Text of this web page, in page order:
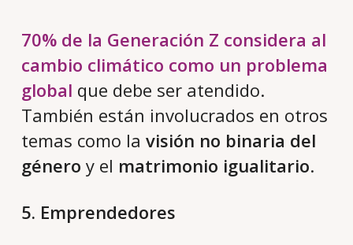
70% de la Generación Z considera al
cambio climático como un problema
global que debe ser atendido.
También están involucrados en otros
temas como la visión no binaria del
género y el matrimonio igualitario.
5. Emprendedores